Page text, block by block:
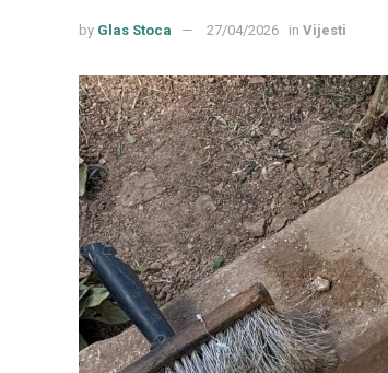
by Glas Stoca 27/04/2026 in Vijesti